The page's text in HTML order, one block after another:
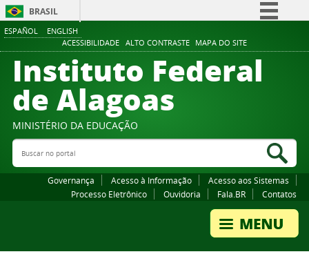
ESPAÑOL ENGLISH
ACESSIBILIDADE ALTO CONTRASTE MAPA DO SITE
BRASIL
Comunica BR
Participe
Canais
Instituto Federal
de Alagoas
MINISTÉRIO DA EDUCAÇÃO
Buscar no portal
Governança Acesso à Informação
Acesso aos Sistemas
Processo Eletrônico
Ouvidoria Fala.BR Contatos